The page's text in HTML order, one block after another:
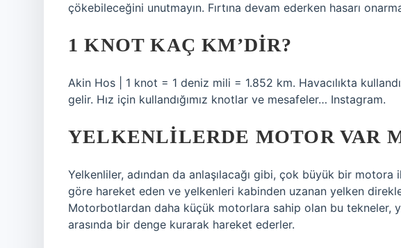
çökebileceğini unutmayın. Fırtına devam ederken hasarı
1 KNOT KAÇ KM’DIR?
Akin Hos | 1 knot = 1 deniz mili = 1.852 km. Havacılıkta
gelir. Hız için kullandığımız knotlar ve mesafeler… Instagram.
YELKENLILERDE MOTOR VAR
Yelkenliler, adından da anlaşılacağı gibi, çok büyük bir
göre hareket eden ve yelkenleri kabinden uzanan yelken
Motorbotlardan daha küçük motorlara sahip olan bu tekneler,
arasında bir denge kurarak hareket ederler.